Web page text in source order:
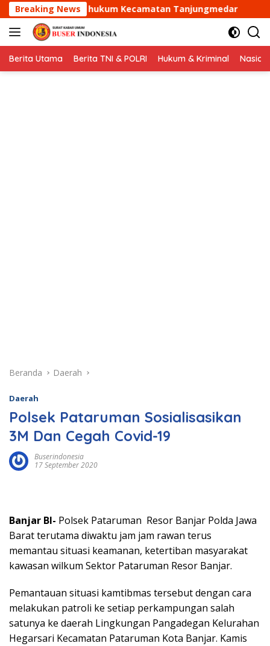
Langsung
ke
konten
Breaking NewsTanjungmedar Aipda Dani Santika
Berita Utama Berita TNI & POLRI Hukum & Kriminal
Beranda Daerah
Daerah
Polsek Pataruman Sosialisasikan
3M Dan Cegah Covid-19
Buserindonesia
17 September 2020
Banjar BI- Polsek Pataruman Resor Banjar Polda Jawa
Barat terutama diwaktu jam jam rawan terus
memantau situasi keamanan, ketertiban masyarakat
kawasan wilkum Sektor Pataruman Resor Banjar.
Pemantauan situasi kamtibmas tersebut dengan cara
melakukan patroli ke setiap perkampungan salah
satunya ke daerah Lingkungan Pangadegan Kelurahan
Hegarsari Kecamatan Pataruman Kota Banjar. Kamis